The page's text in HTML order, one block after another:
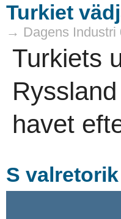
Turkiet
→ Dagens Industri
Turkiets
havet
S